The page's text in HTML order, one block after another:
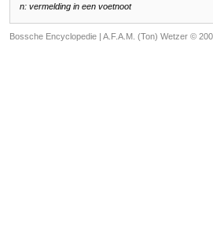
n: vermelding in een voetnoot
Bossche Encyclopedie | A.F.A.M. (Ton) Wetzer ©